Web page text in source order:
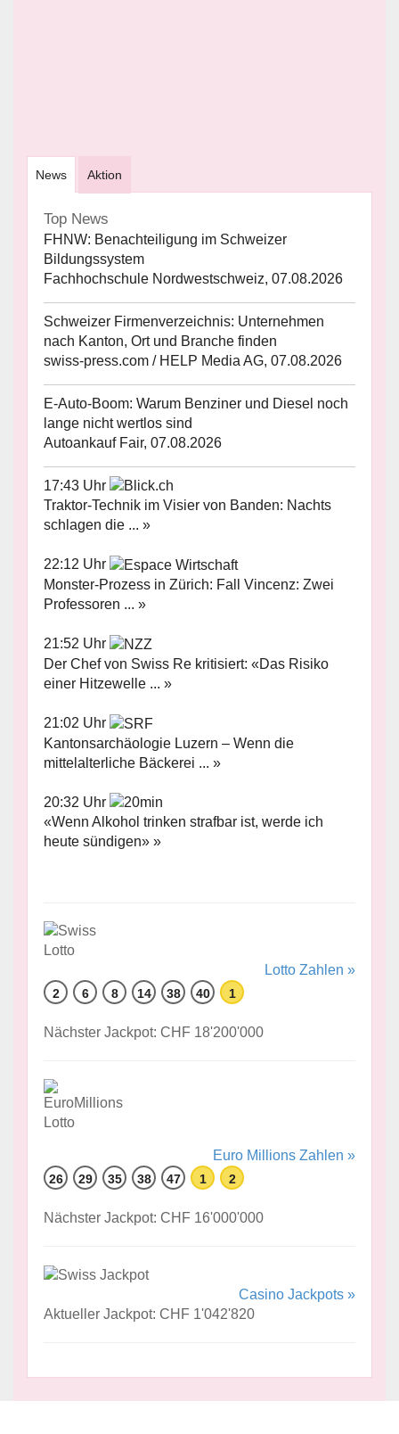
News Aktion
Top News
FHNW: Benachteiligung im Schweizer
Bildungssystem
Fachhochschule Nordwestschweiz, 07.08.2026
Schweizer Firmenverzeichnis: Unternehmen
nach Kanton, Ort und Branche finden
swiss-press.com / HELP Media AG, 07.08.2026
E-Auto-Boom: Warum Benziner und Diesel noch
lange nicht wertlos sind
Autoankauf Fair, 07.08.2026
17:43 Uhr
Traktor-Technik im Visier von Banden: Nachts
schlagen die ... »
22:12 Uhr
Monster-Prozess in Zürich: Fall Vincenz: Zwei
Professoren ... »
21:52 Uhr
Der Chef von Swiss Re kritisiert: «Das Risiko
einer Hitzewelle ... »
21:02 Uhr
Kantonsarchäologie Luzern – Wenn die
mittelalterliche Bäckerei ... »
20:32 Uhr
«Wenn Alkohol trinken strafbar ist, werde ich
heute sündigen» »
Lotto Zahlen »
2 6 8 14 38 40 1
Nächster Jackpot: CHF 18'200'000
Euro Millions Zahlen »
26 29 35 38 47 1 2
Nächster Jackpot: CHF 16'000'000
Casino Jackpots »
Aktueller Jackpot: CHF 1'042'820